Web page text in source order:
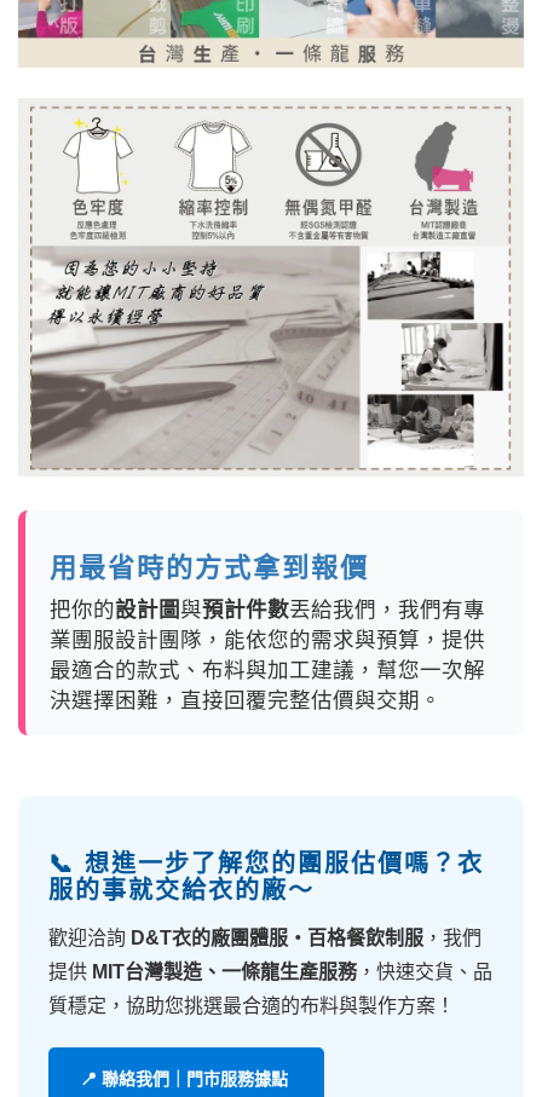
用最省時的方式拿到報價
把你的設計圖與預計件數丟給我們，我們有專
業團服設計團隊，能依您的需求與預算，提供
最適合的款式、布料與加工建議，幫您一次解
決選擇困難，直接回覆完整估價與交期。
📞 想進一步了解您的團服估價嗎？衣
服的事就交給衣的廠～
歡迎洽詢 D&T衣的廠團體服・百格餐飲制服 ，我們
提供 MIT台灣製造、一條龍生產服務，快速交貨、品
質穩定，協助您挑選最合適的布料與製作方案！
📍 聯絡我們｜門市服務據點